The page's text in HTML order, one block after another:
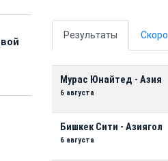
Результаты Скоро
Мурас Юнайтед - Азия
6 августа
Бишкек Сити - Азиягол
6 августа